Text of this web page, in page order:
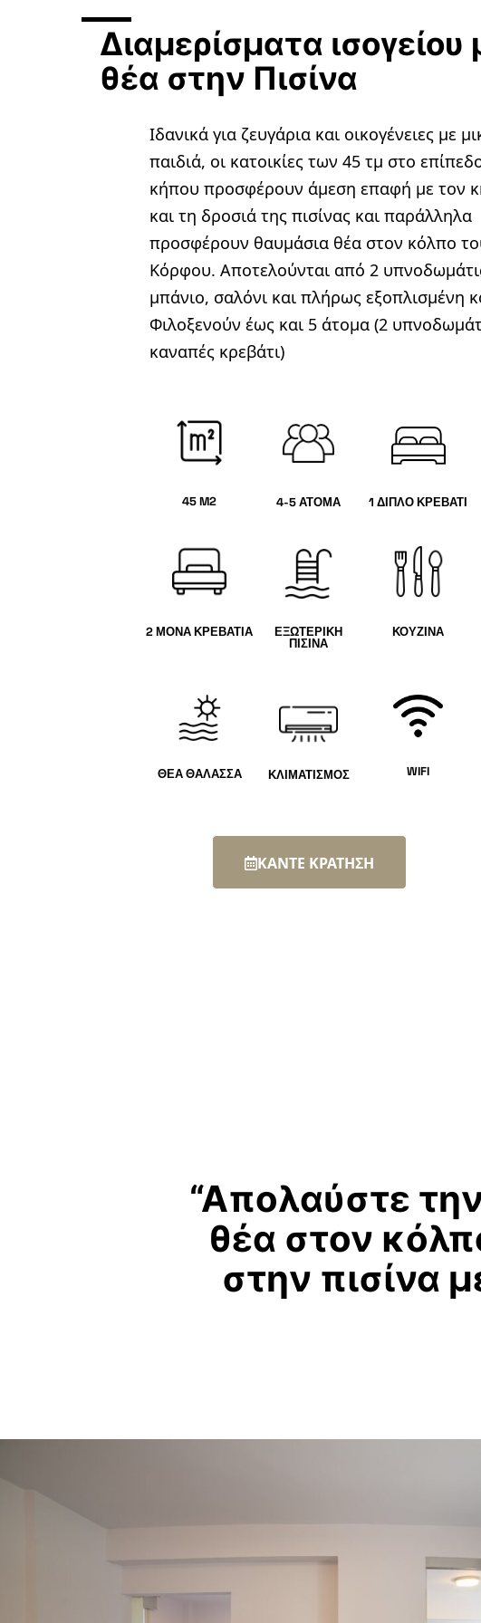
Διαμερίσματα ισογείου
θέα στην Πισίνα
Ιδανικά για ζευγάρια και οικογένειες με
παιδιά, οι κατοικίες των 45 τμ στο
κήπου προσφέρουν άμεση επαφή με τον
και τη δροσιά της πισίνας και παράλληλα
προσφέρουν θαυμάσια θέα στον κόλπο
Κόρφου. Αποτελούνται από 2
μπάνιο, σαλόνι και πλήρως εξοπλισμένη
Φιλοξενούν έως και 5 άτομα (2
καναπές κρεβάτι)
45 M2 4-5 ΑΤΟΜΑ 1 ΔΙΠΛΟ ΚΡΕΒΑΤΙ
2 ΜΟΝΑ ΚΡΕΒΑΤΙΑ ΕΞΩΤΕΡΙΚΗ
ΠΙΣΙΝΑ
ΚΟΥΖΙΝΑ
ΘΕΑ ΘΑΛΑΣΣΑ ΚΛΙΜΑΤΙΣΜΟΣ WIFI
ΚΑΝΤΕ ΚΡΑΤΗΣΗ
“Απολαύστε
θέα στον
στην πισίνα